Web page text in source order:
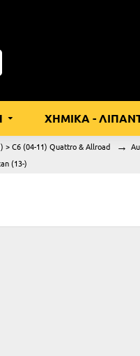
ΧΗΜΙΚΑ -
> C6 (04-11) Quattro & Allroad
(13-)